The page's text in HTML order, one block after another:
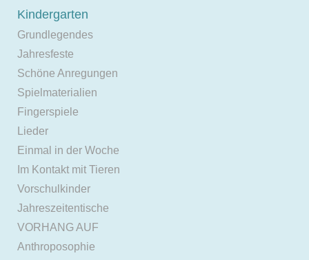
Kindergarten
Grundlegendes
Jahresfeste
Schöne Anregungen
Spielmaterialien
Fingerspiele
Lieder
Einmal in der Woche
Im Kontakt mit Tieren
Vorschulkinder
Jahreszeitentische
VORHANG AUF
Anthroposophie